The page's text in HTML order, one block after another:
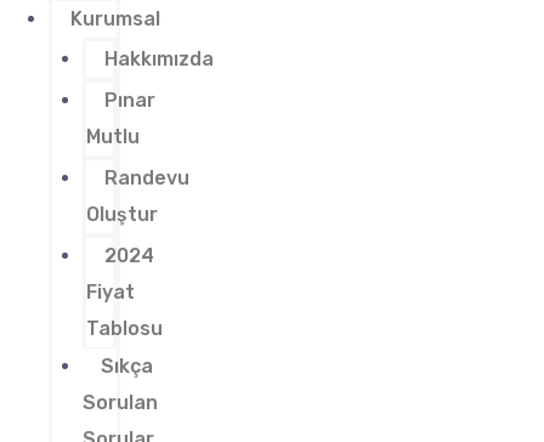
Kurumsal
Hakkımızda
Pınar
Mutlu
Randevu
Oluştur
2024
Fiyat
Tablosu
Sıkça
Sorulan